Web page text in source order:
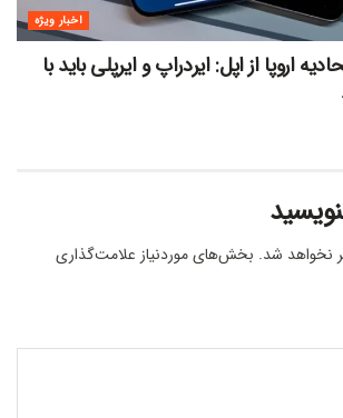
اخبار ویژه
اروپا از اپل: ایردراپ و ایرپلی باید با
نخواهد شد. بخش‌های موردنیاز علامت‌گذاری